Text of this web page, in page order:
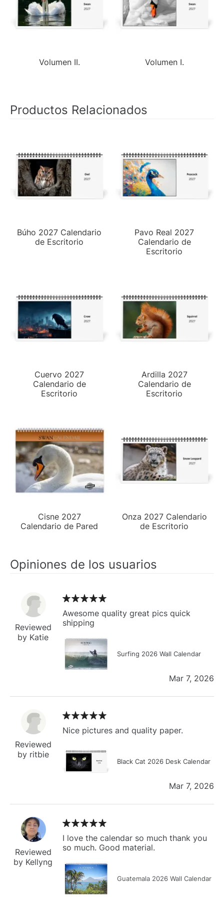
Volumen II. Volumen I.
Productos Relacionados
Búho 2027 Calendario
de Escritorio
Pavo Real 2027
Calendario de
Escritorio
Cuervo 2027
Calendario de
Escritorio
Ardilla 2027
Calendario de
Escritorio
Cisne 2027
Calendario de Pared
Onza 2027 Calendario
de Escritorio
Opiniones de los usuarios
Reviewed
by Katie
Awesome quality great pics quick
shipping
Surfing 2026 Wall Calendar
Mar 7, 2026
Reviewed
by ritbie
Nice pictures and quality paper.
Black Cat 2026 Desk Calendar
Mar 7, 2026
Reviewed
by Kellyng
I love the calendar so much thank you
so much. Good material.
Guatemala 2026 Wall Calendar